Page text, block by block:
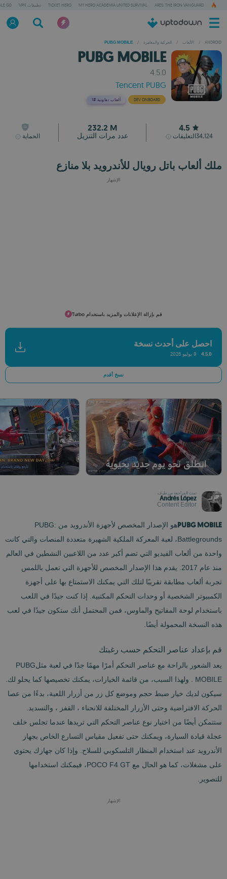
ARES: THE IRON VANGUARD
MY HERO ACADEMIA UNITED SURVIVAL
TICKET HERO تطبيقات VPN GD
ANDROID
/ الألعاب / الحركية والمغامرة /
PUBG MOBILE
PUBG MOBILE
4.5.0
Tencent PUBG
DEV ONBOARD ألعاب تعاونية #1
4.5
34,124التعليقات
232.2 M
عدد مرات التنزيل الحماية
ملك ألعاب باتل رويال للأندرويد بلا منازع
الإشهار
قم بإزالة الإعلانات والمزيد باستخدام Turbo
احصل على أحدث نسخة
4.5.0 9 يوليو 2026
نسخ أقدم
تمت المراجعة من طرف
Andrés López
Content Editor
PUBG MOBILE
هو الإصدار المخصص لأجهزة الأندرويد من PUBG:
Battlegrounds، لعبة المعركة الملكية الشهيرة متعددة المنصات والتي كانت
واحدة من ألعاب الفيديو التي تضم أكبر عدد من اللاعبين النشطين في العالم
منذ عام 2017. يقدم هذا الإصدار المخصص للأجهزة التي تعمل باللمس
تجربة ألعاب مطابقة تقريبًا لتلك التي يمكنك الاستمتاع بها على أجهزة
الكمبيوتر الشخصية أو وحدات التحكم المكتبية. إذا كنت جيدًا في اللعب
باستخدام لوحة المفاتيح والماوس، فمن المحتمل أنك ستكون جيدًا في لعب
هذه النسخة المحمولة أيضًا.
قم بإعداد عناصر التحكم حسب رغبتك
يعد الشعور بالراحة مع عناصر التحكم أمرًا مهمًا جدًا في لعبة مثلPUBG
MOBILE . ولهذا السبب، من قائمة الخيارات، يمكنك تخصيصها كما يحلو لك.
سيكون لديك خيار ضبط حجم وموضع كل زر من أزرار اللعبة، بدءًا من عصا
الحركة الافتراضية وحتى الأزرار المختلفة للانحناء ، القفز ، والتسديد.
ستتمكن أيضًا من اختيار نوع عناصر التحكم التي تريدها عندما تجلس خلف
عجلة قيادة السيارة، ويمكنك حتى تفعيل مقياس التسارع الخاص بجهاز
الأندرويد عند استخدام المنظار التلسكوبي للسلاح. وإذا كان جهازك يحتوي
على مشغلات، كما هو الحال مع POCO F4 GT، فيمكنك استخدامها
للتصوير.
الإشهار